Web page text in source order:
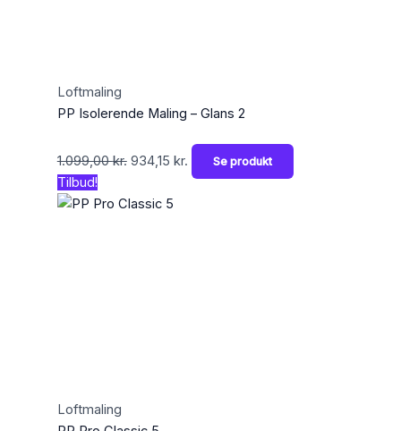
Loftmaling
PP Isolerende Maling – Glans 2
1.099,00kr. 934,15 kr. Se produkt
Tilbud!
Loftmaling